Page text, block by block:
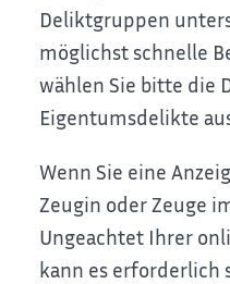
Deliktgruppen
möglichst schnelle
wählen Sie bitte die
Eigentumsdelikte
Wenn Sie eine
Zeugin oder Zeuge
Ungeachtet Ihrer
kann es erforderlich